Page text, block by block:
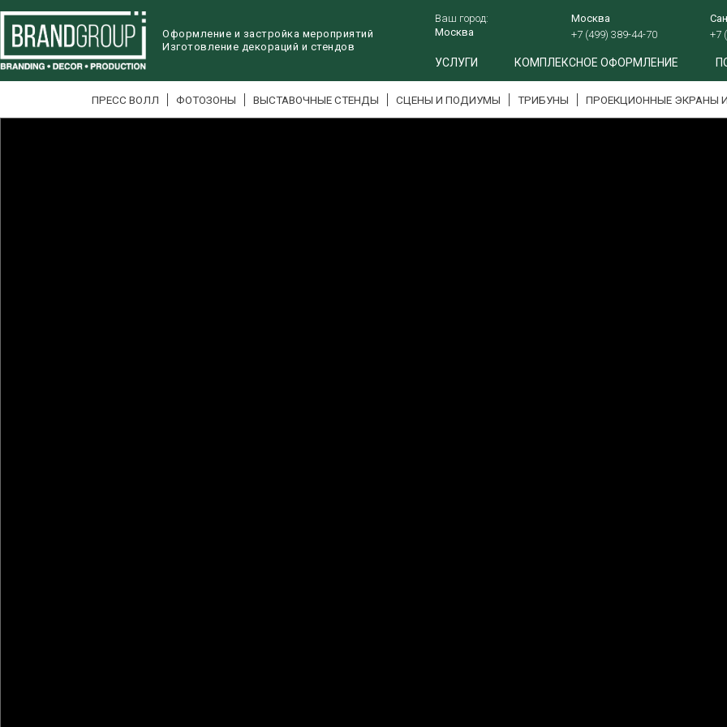
Оформление и застройка мероприятий
Изготовление декораций и стендов
Ваш город:
Москва
+7 (499) 389-44-70
+7
УСЛУГИ КОМПЛЕКСНОЕ ОФОРМЛЕНИЕ
ПРЕСС ВОЛЛ ФОТОЗОНЫ ВЫСТАВОЧНЫЕ СТЕНДЫ СЦЕНЫ И ПОДИУМЫ ТРИБУНЫ ПРОЕКЦИОННЫЕ ЭКРАНЫ